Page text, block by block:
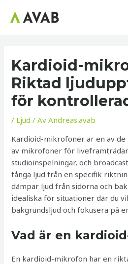
Kardioid-
Riktad
för
/ Ljud / Av Andreas.avab
Kardioid-mikrofoner är en av
av mikrofoner för
studioinspelningar, och
fånga ljud från en specifik
dämpar ljud från sidorna och
idealiska för situationer där du
bakgrundsljud och fokusera på
Vad är en
En kardioid-mikrofon har en